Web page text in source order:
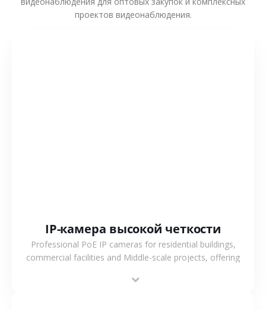
проектов видеонаблюдения.
IP-камера высокой четкости
Professional PoE IP cameras for residential buildings,
commercial facilities and Middle-scale projects, offering
support.